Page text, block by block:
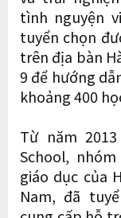
tình nguyện
tuyển chọn
trên địa bàn
9 để hướng
khoảng 400
Từ năm
School,
giáo dục của
Nam, đã